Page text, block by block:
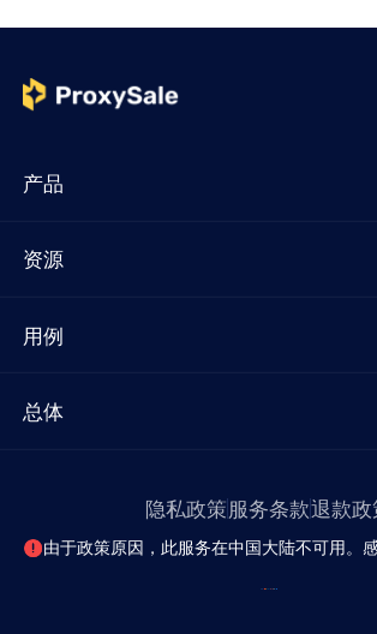
产品
资源
用例
总体
隐私政策服务条款退款政
由于政策原因，此服务在中国大陆不可用。